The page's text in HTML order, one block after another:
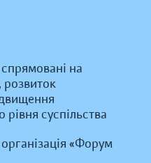
на
розвиток
рівня суспільства
«Форум